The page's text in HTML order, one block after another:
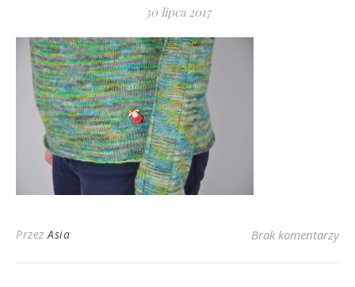
30 lipca 2017
PrzezAsia Brak komentarzy